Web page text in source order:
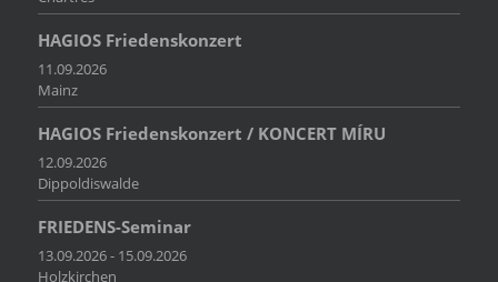
HAGIOS Friedenskonzert
11.09.2026
Mainz
HAGIOS Friedenskonzert / KONCERT MÍRU
12.09.2026
Dippoldiswalde
FRIEDENS-Seminar
13.09.2026 - 15.09.2026
Holzkirchen